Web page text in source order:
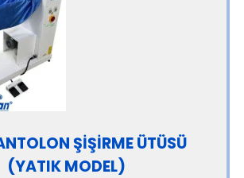
ŞİŞİRME ÜTÜSÜ
(YATIK MODEL)